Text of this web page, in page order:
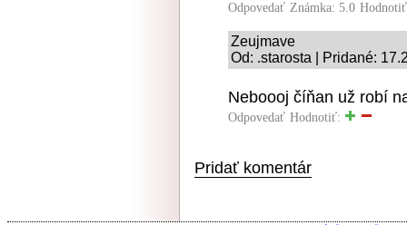
Odpovedať Známka: 5.0
Zeujmave
Od: .starosta | Pridané:
Neboooj číňan už robí
Odpovedať Hodnotiť:
Pridať komentár